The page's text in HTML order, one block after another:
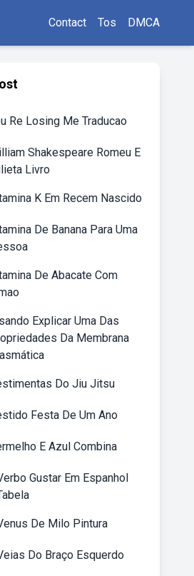
Contact Tos DMCA
Re Losing Me Traducao
Shakespeare Romeu E
Livro
K Em Recem Nascido
De Banana Para Uma
De Abacate Com
Explicar Uma Das
Da Membrana
Do Jiu Jitsu
Festa De Um Ano
E Azul Combina
Gustar Em Espanhol
De Milo Pintura
Do Braço Esquerdo